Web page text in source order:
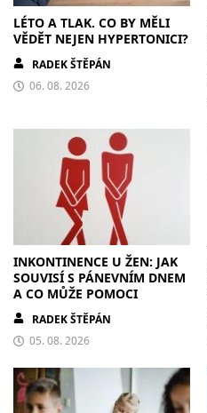
LÉTO A TLAK. CO BY MĚLI
VĚDĚT NEJEN HYPERTONICI?
RADEK ŠTĚPÁN
06. 08. 2026
INKONTINENCE U ŽEN: JAK
SOUVISÍ S PÁNEVNÍM DNEM
A CO MŮŽE POMOCI
RADEK ŠTĚPÁN
05. 08. 2026